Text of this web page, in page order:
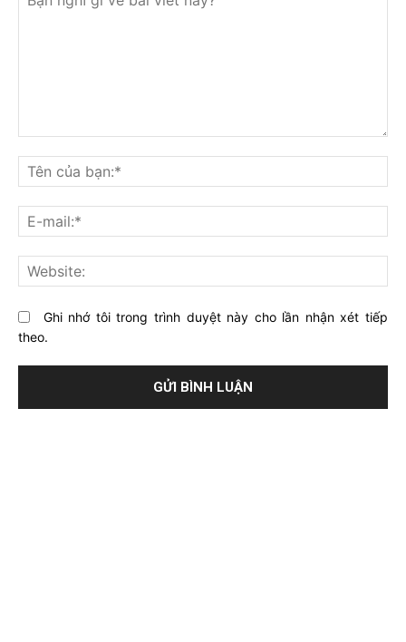
nghĩ
gì
về
bài
viết
này?
Ghi nhớ tôi trong trình duyệt này cho lần nhận xét tiếp
theo.